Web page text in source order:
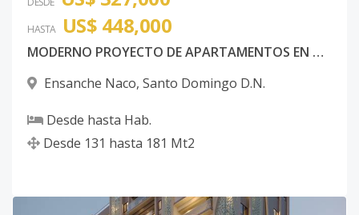
HASTA US$ 448,000
MODERNO PROYECTO DE APARTAMENTOS EN NACO
Ensanche Naco, Santo Domingo D.N.
Desde hasta Hab.
Desde 131 hasta 181 Mt2